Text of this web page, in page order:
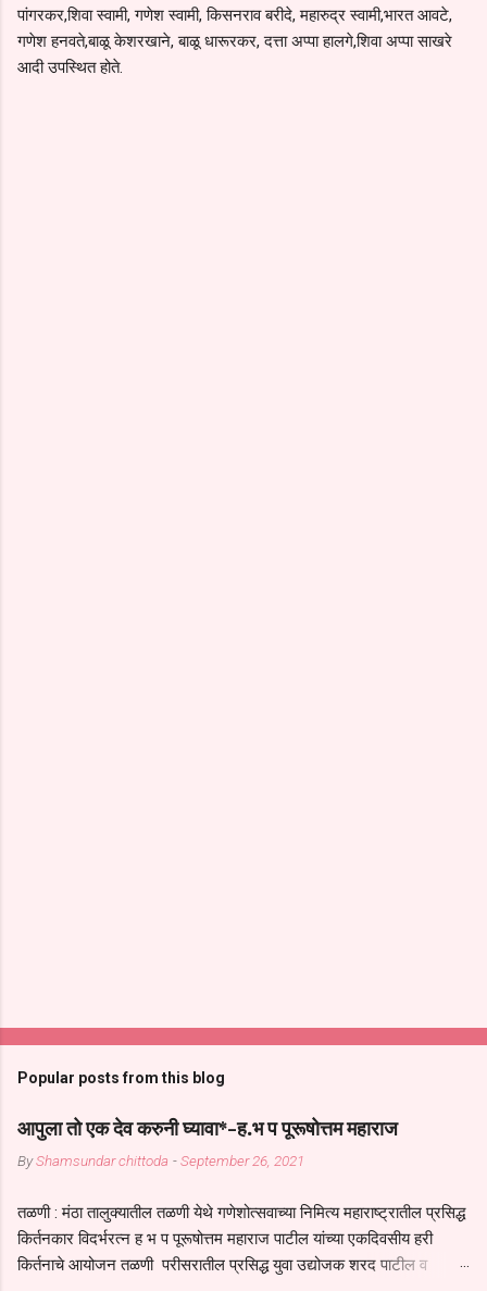
पांगरकर,शिवा स्वामी, गणेश स्वामी, किसनराव बरीदे, महारुद्र स्वामी,भारत आवटे,
गणेश हनवते,बाळू केशरखाने, बाळू धारूरकर, दत्ता अप्पा हालगे,शिवा अप्पा साखरे
आदी उपस्थित होते.
Popular posts from this blog
आपुला तो एक देव करुनी घ्यावा*-ह.भ प पूरूषोत्तम महाराज
ByShamsundar chittoda -September 26, 2021
तळणी : मंठा तालुक्यातील तळणी येथे गणेशोत्सवाच्या निमित्य महाराष्ट्रातील प्रसिद्ध
किर्तनकार विदर्भरत्न ह भ प पूरूषोत्तम महाराज पाटील यांच्या एकदिवसीय हरी
किर्तनाचे आयोजन तळणी परीसरातील प्रसिद्ध युवा उद्योजक शरद पाटील व